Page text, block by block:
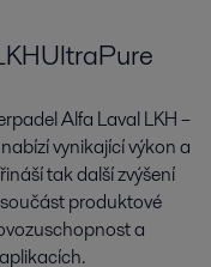
UltraPure
Alfa Laval LKH –
vynikající výkon a
tak další zvýšení
produktové
a